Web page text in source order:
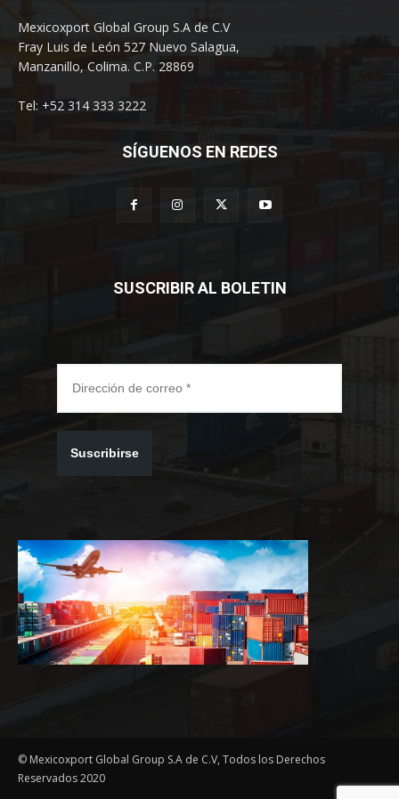
Mexicoxport Global Group S.A de C.V
Fray Luis de León 527 Nuevo Salagua,
Manzanillo, Colima. C.P. 28869
Tel: +52 314 333 3222
SÍGUENOS EN REDES
SUSCRIBIR AL BOLETIN
Suscribirse
© Mexicoxport Global Group S.A de C.V, Todos los Derechos
Reservados 2020